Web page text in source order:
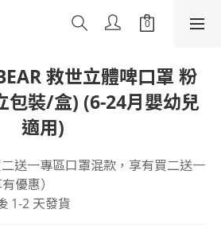
救世立體啤口罩 粉
包裝/盒) (6-24月嬰幼兒
適用)
送一專區口罩混款，享有買二送一
優惠）
1-2 天發貨